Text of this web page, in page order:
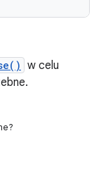
w celu